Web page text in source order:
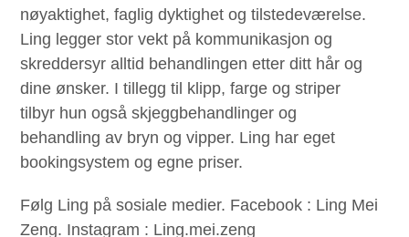
nøyaktighet, faglig dyktighet og tilstedeværelse.
Ling legger stor vekt på kommunikasjon og
skreddersyr alltid behandlingen etter ditt hår og
dine ønsker. I tillegg til klipp, farge og striper
tilbyr hun også skjeggbehandlinger og
behandling av bryn og vipper. Ling har eget
bookingsystem og egne priser.
Følg Ling på sosiale medier. Facebook : Ling Mei
Zeng. Instagram : Ling.mei.zeng